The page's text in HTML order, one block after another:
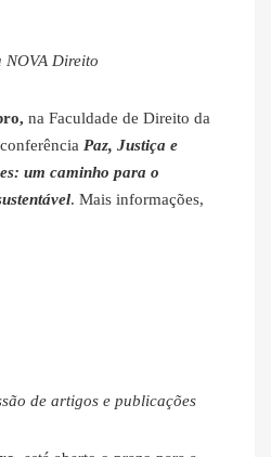
NOVA Direito
na Faculdade de Direito da
Paz, Justiça e
um caminho para o
. Mais informações,
de artigos e publicações